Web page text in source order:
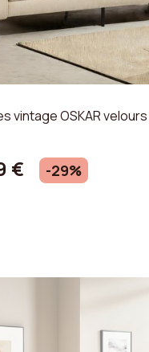
vintage OSKAR
€ -29%